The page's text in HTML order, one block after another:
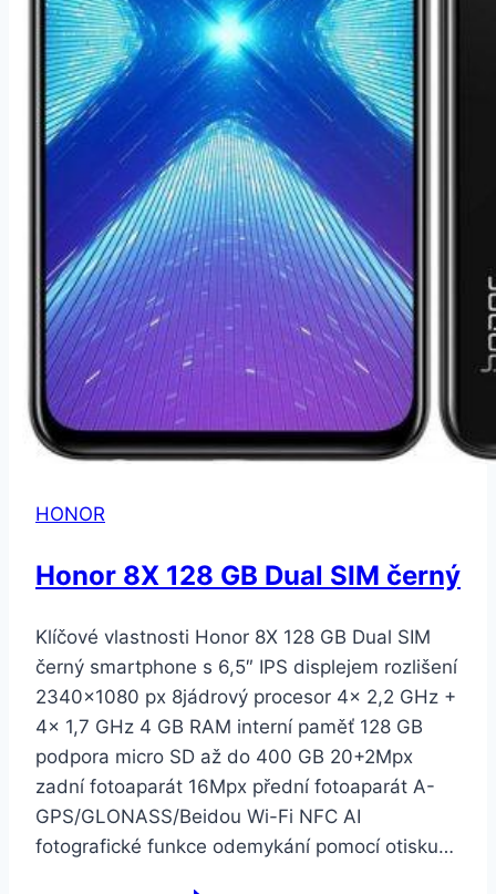
HONOR
Honor 8X 128 GB Dual SIM černý
Klíčové vlastnosti Honor 8X 128 GB Dual SIM
černý smartphone s 6,5″ IPS displejem rozlišení
2340×1080 px 8jádrový procesor 4× 2,2 GHz +
4× 1,7 GHz 4 GB RAM interní paměť 128 GB
podpora micro SD až do 400 GB 20+2Mpx
zadní fotoaparát 16Mpx přední fotoaparát A-
GPS/GLONASS/Beidou Wi-Fi NFC AI
fotografické funkce odemykání pomocí otisku…